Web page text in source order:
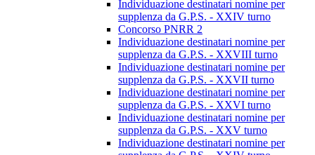
Individuazione destinatari nomine per
supplenza da G.P.S. - XXIV turno
Concorso PNRR 2
Individuazione destinatari nomine per
supplenza da G.P.S. - XXVIII turno
Individuazione destinatari nomine per
supplenza da G.P.S. - XXVII turno
Individuazione destinatari nomine per
supplenza da G.P.S. - XXVI turno
Individuazione destinatari nomine per
supplenza da G.P.S. - XXV turno
Individuazione destinatari nomine per